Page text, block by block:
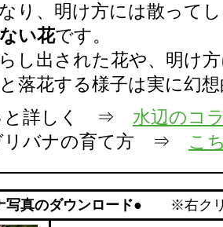
り、明け方には散って
い花です。
し出された花や、明け
落花する様子は実に幻
詳しく ⇒ 水辺のコ
ナの育て方 ⇒ こ
写真のダウンロード● ※右クリ